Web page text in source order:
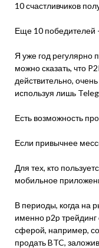
10 счастливчиков
Еще 10
Я уже год регулярно
можно сказать, что
действительно,
используя лишь
Есть возможность
Если привычнее
Для тех, кто
мобильное
В периоды, когда на
именно p2p
сферой, например,
продать BTC,